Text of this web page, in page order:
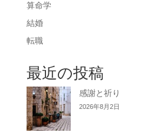
算命学
結婚
転職
最近の投稿
感謝と祈り
2026年8月2日